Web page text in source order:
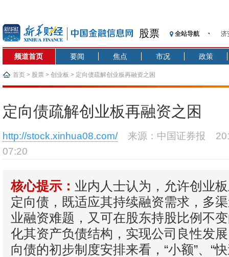
股票 全站导航
济
【
济
基
频道首页 要闻 焦点 市况 政策
首页 > 股票 > 创业板 > 定向债疏解创业板再融资之困
定向债疏解创业板再融资之困
http://stock.xinhua08.com/ 来源：中国证券报
07:20
核心提示： 业内人士认为，允许创业
定向债，既适应其持续融资需求，多
业融资难题，又可在股东持股比例不
化其资产负债结构，实现公司良性发
向债的初步制度安排来看，“小额”、“